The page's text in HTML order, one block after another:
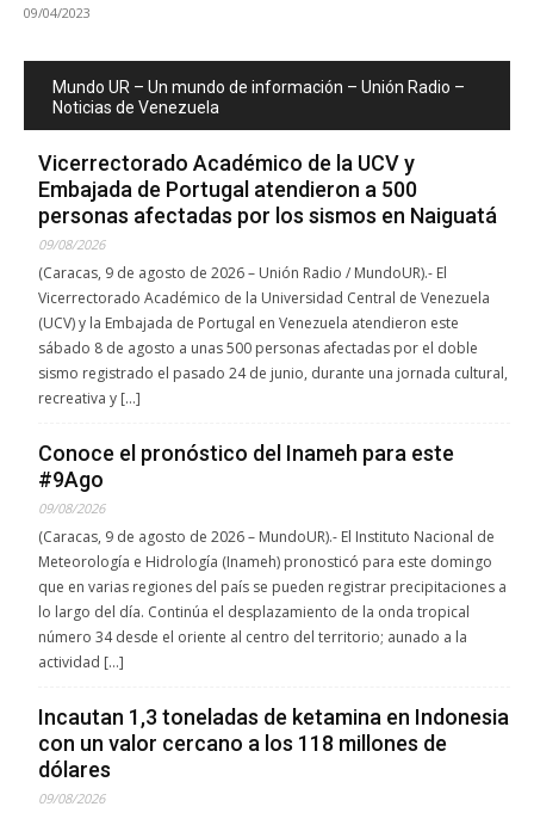
09/04/2023
Mundo UR – Un mundo de información – Unión Radio –
Noticias de Venezuela
Vicerrectorado Académico de la UCV y
Embajada de Portugal atendieron a 500
personas afectadas por los sismos en Naiguatá
09/08/2026
(Caracas, 9 de agosto de 2026 – Unión Radio / MundoUR).- El
Vicerrectorado Académico de la Universidad Central de Venezuela
(UCV) y la Embajada de Portugal en Venezuela atendieron este
sábado 8 de agosto a unas 500 personas afectadas por el doble
sismo registrado el pasado 24 de junio, durante una jornada cultural,
recreativa y […]
Conoce el pronóstico del Inameh para este
#9Ago
09/08/2026
(Caracas, 9 de agosto de 2026 – MundoUR).- El Instituto Nacional de
Meteorología e Hidrología (Inameh) pronosticó para este domingo
que en varias regiones del país se pueden registrar precipitaciones a
lo largo del día. Continúa el desplazamiento de la onda tropical
número 34 desde el oriente al centro del territorio; aunado a la
actividad […]
Incautan 1,3 toneladas de ketamina en Indonesia
con un valor cercano a los 118 millones de
dólares
09/08/2026